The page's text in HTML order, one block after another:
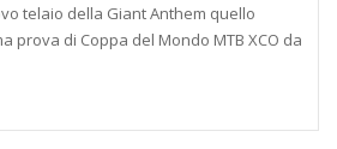
telaio della Giant Anthem quello
prova di Coppa del Mondo MTB XCO da